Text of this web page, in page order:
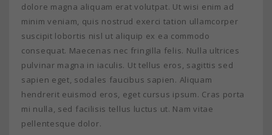
dolore magna aliquam erat volutpat. Ut wisi enim ad
minim veniam, quis nostrud exerci tation ullamcorper
suscipit lobortis nisl ut aliquip ex ea commodo
consequat. Maecenas nec fringilla felis. Nulla ultrices
pulvinar magna in iaculis. Ut tellus eros, sagittis sed
sapien eget, sodales faucibus sapien. Aliquam
hendrerit euismod eros, eget cursus ipsum. Cras porta
mi nulla, sed facilisis tellus luctus ut. Nam vitae
pellentesque dolor.